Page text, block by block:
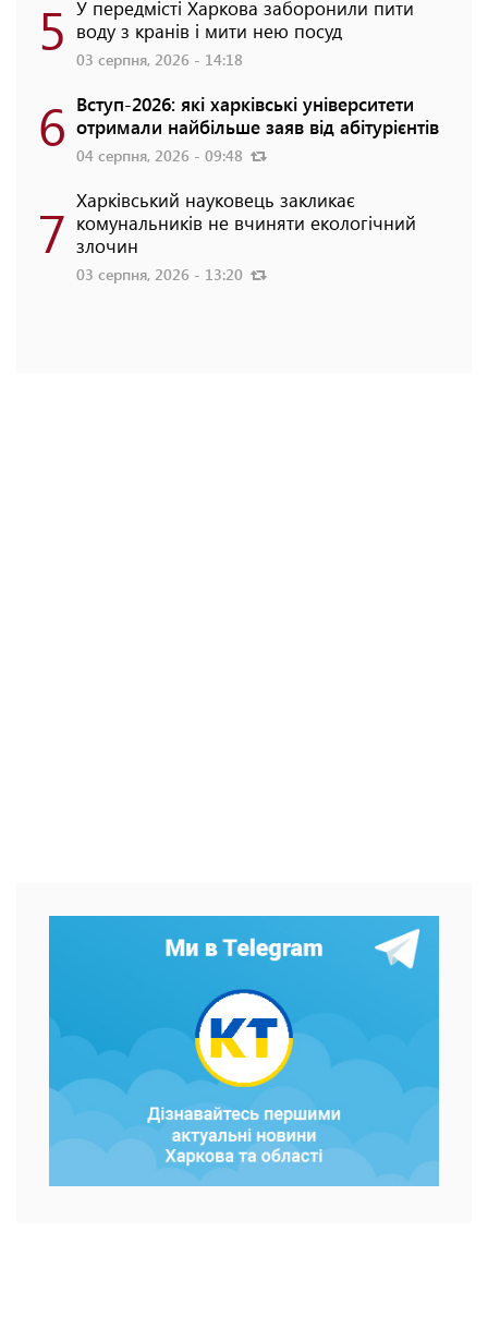
5 У передмісті Харкова заборонили пити
воду з кранів і мити нею посуд
03 серпня, 2026 - 14:18
6 Вступ-2026: які харківські університети
отримали найбільше заяв від абітурієнтів
04 серпня, 2026 - 09:48
7 Харківський науковець закликає
комунальників не вчиняти екологічний
злочин
03 серпня, 2026 - 13:20